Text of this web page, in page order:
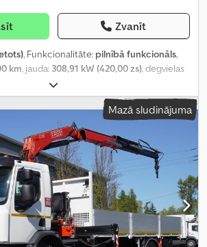
Zvanīt
, Funkcionalitāte: pilnībā funkcionāls,
km, jauda: 308,91 kW (420,00 zs), degvielas
, tukšais svars:
, kopējais svars:26 000 kg, krāsa:balts,
kabīne, pārnesuma veids:automātisks,
, piekares sistēma:tērauds-gaiss
vietas platums:2 480 mm
570 mm, Ražošanas gads:2019
diferenciāļa bloķētājs, gaisa
kontrole, piekabes sakabe
Mazā sludinājuma